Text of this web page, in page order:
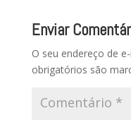
Enviar
O seu endereço de
obrigatórios são